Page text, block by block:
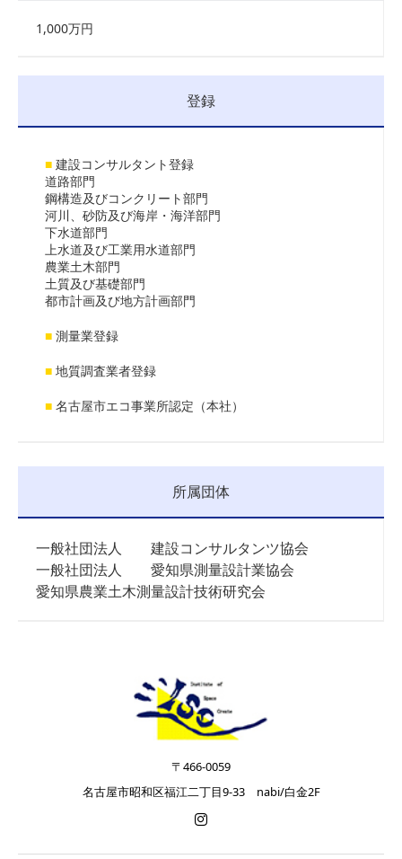
1,000万円
登録
■ 建設コンサルタント登録
道路部門
鋼構造及びコンクリート部門
河川、砂防及び海岸・海洋部門
下水道部門
上水道及び工業用水道部門
農業土木部門
土質及び基礎部門
都市計画及び地方計画部門
■ 測量業登録
■ 地質調査業者登録
■ 名古屋市エコ事業所認定（本社）
所属団体
一般社団法人 建設コンサルタンツ協会
一般社団法人 愛知県測量設計業協会
愛知県農業土木測量設計技術研究会
〒466-0059
名古屋市昭和区福江二丁目9-33 nabi/白金2F